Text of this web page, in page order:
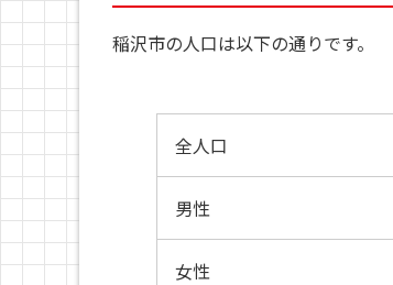
稲沢市の人口は以下の通りです。
全人口
男性
女性